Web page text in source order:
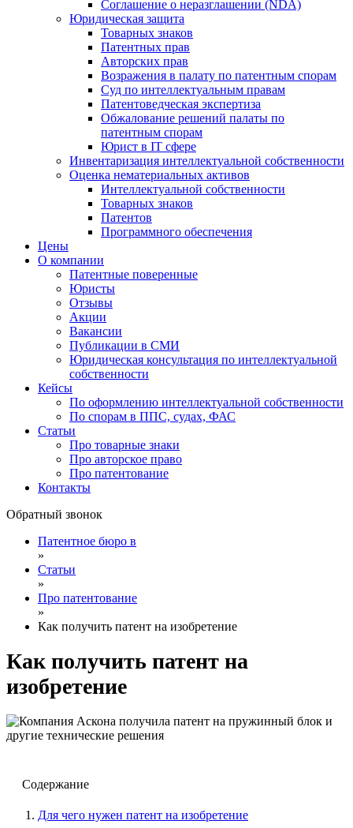
Соглашение о неразглашении (NDA)
Юридическая защита
Товарных знаков
Патентных прав
Авторских прав
Возражения в палату по патентным спорам
Суд по интеллектуальным правам
Патентоведческая экспертиза
Обжалование решений палаты по
патентным спорам
Юрист в IT сфере
Инвентаризация интеллектуальной собственности
Оценка нематериальных активов
Интеллектуальной собственности
Товарных знаков
Патентов
Программного обеспечения
Цены
О компании
Патентные поверенные
Юристы
Отзывы
Акции
Вакансии
Публикации в СМИ
Юридическая консультация по интеллектуальной
собственности
Кейсы
По оформлению интеллектуальной собственности
По спорам в ППС, судах, ФАС
Статьи
Про товарные знаки
Про авторское право
Про патентование
Контакты
Обратный звонок
Патентное бюро в
»
Статьи
»
Про патентование
»
Как получить патент на изобретение
Как получить патент на
изобретение
Содержание
Для чего нужен патент на изобретение